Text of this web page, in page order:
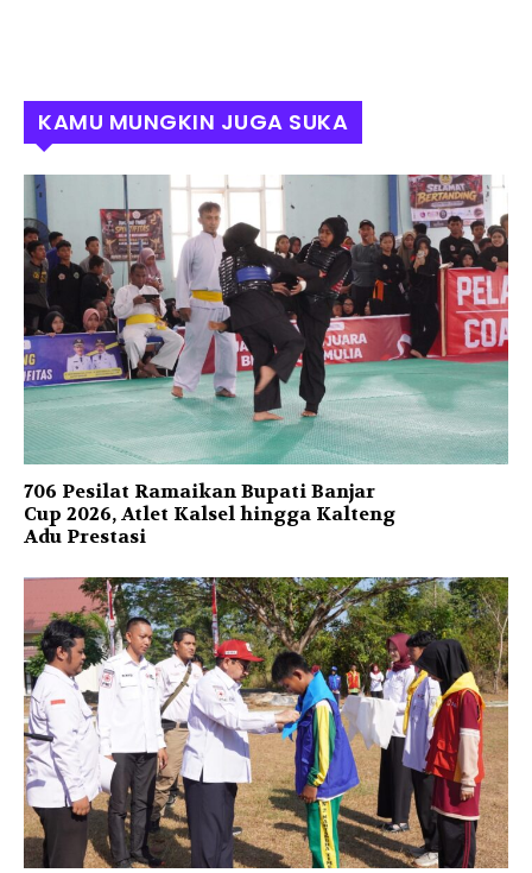
KAMU MUNGKIN JUGA SUKA
706 Pesilat Ramaikan Bupati Banjar
Cup 2026, Atlet Kalsel hingga Kalteng
Adu Prestasi